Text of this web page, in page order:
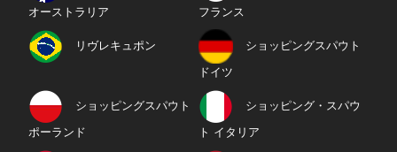
オーストラリア フランス
リヴレキュポン ショッピングスパウト
ドイツ
ショッピングスパウト
ポーランド
ショッピング・スパウ
ト イタリア